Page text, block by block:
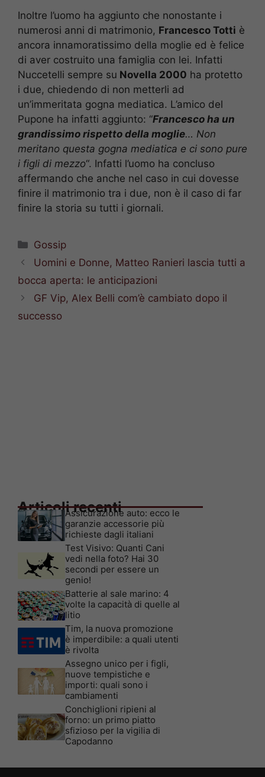
Inoltre l’uomo ha aggiunto che nonostante i
numerosi anni di matrimonio, Francesco Totti è
ancora innamoratissimo della moglie ed è felice
di aver costruito una famiglia con lei. Infatti
Nuccetelli sempre su Novella 2000 ha protetto
i due, chiedendo di non metterli ad
un’immeritata gogna mediatica. L’amico del
Pupone ha infatti aggiunto: “Francesco ha un
grandissimo rispetto della moglie… Non
meritano questa gogna mediatica e ci sono pure
i figli di mezzo“. Infatti l’uomo ha concluso
affermando che anche nel caso in cui dovesse
finire il matrimonio tra i due, non è il caso di far
finire la storia su tutti i giornali.
Categorie
Gossip
Uomini e Donne, Matteo Ranieri lascia tutti a
bocca aperta: le anticipazioni
GF Vip, Alex Belli com’è cambiato dopo il
successo
Articoli recenti
Assicurazione auto: ecco le
garanzie accessorie più
richieste dagli italiani
Test Visivo: Quanti Cani
vedi nella foto? Hai 30
secondi per essere un
genio!
Batterie al sale marino: 4
volte la capacità di quelle al
litio
Tim, la nuova promozione
è imperdibile: a quali utenti
è rivolta
Assegno unico per i figli,
nuove tempistiche e
importi: quali sono i
cambiamenti
Conchiglioni ripieni al
forno: un primo piatto
sfizioso per la vigilia di
Capodanno